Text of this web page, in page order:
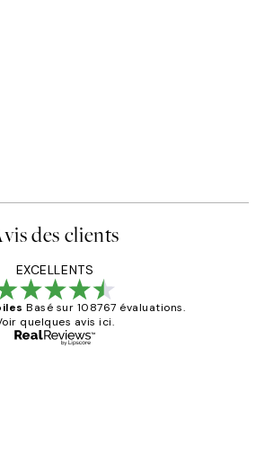
des clients
EXCELLENTS
Basé sur 108767 évaluations.
quelques avis ici.